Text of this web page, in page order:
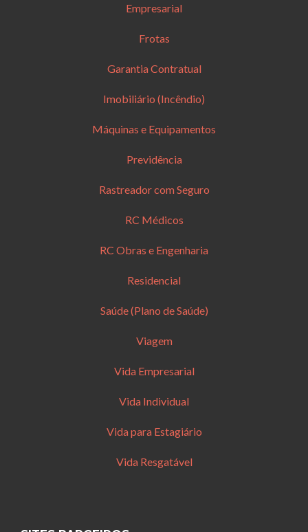
Empresarial
Frotas
Garantia Contratual
Imobiliário (Incêndio)
Máquinas e Equipamentos
Previdência
Rastreador com Seguro
RC Médicos
RC Obras e Engenharia
Residencial
Saúde (Plano de Saúde)
Viagem
Vida Empresarial
Vida Individual
Vida para Estagiário
Vida Resgatável